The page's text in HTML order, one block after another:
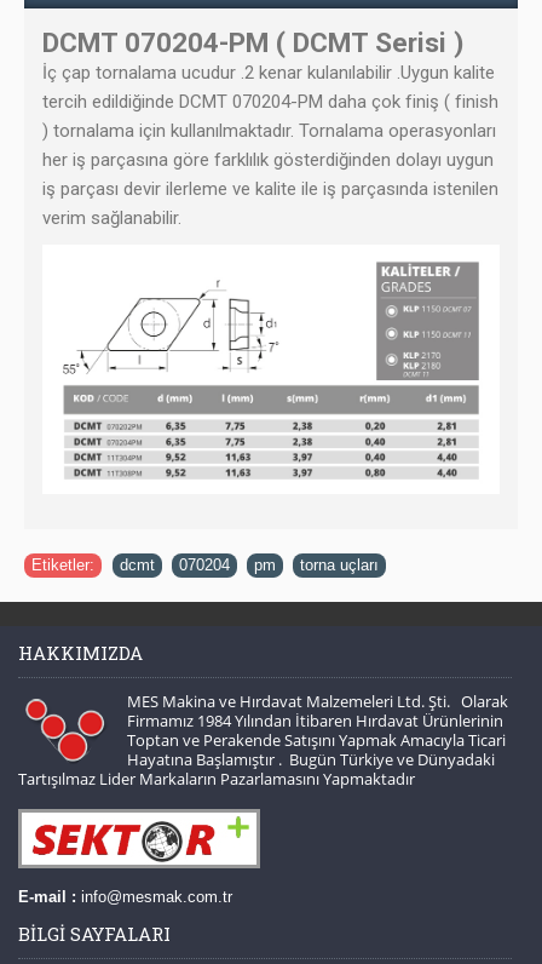
DCMT 070204-PM ( DCMT Serisi )
İç çap tornalama ucudur .2 kenar kulanılabilir .Uygun kalite
tercih edildiğinde DCMT 070204-PM daha çok finiş ( finish
) tornalama için kullanılmaktadır. Tornalama operasyonları
her iş parçasına göre farklılık gösterdiğinden dolayı uygun
iş parçası devir ilerleme ve kalite ile iş parçasında istenilen
verim sağlanabilir.
Etiketler: dcmt 070204 pm torna uçları
HAKKIMIZDA
MES Makina ve Hırdavat Malzemeleri Ltd. Şti. Olarak
Firmamız 1984 Yılından İtibaren Hırdavat Ürünlerinin
Toptan ve Perakende Satışını Yapmak Amacıyla Ticari
Hayatına Başlamıştır . Bugün Türkiye ve Dünyadaki
Tartışılmaz Lider Markaların Pazarlamasını Yapmaktadır
E-mail : info@mesmak.com.tr
BILGI SAYFALARI